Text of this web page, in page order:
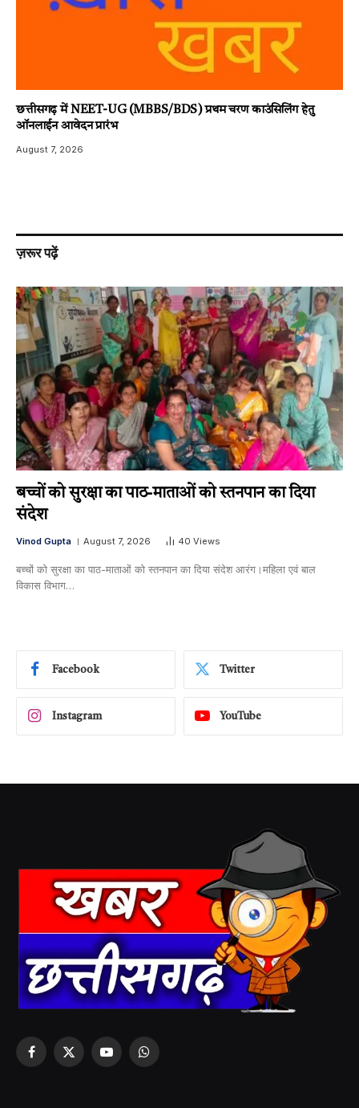
छत्तीसगढ़ में NEET-UG (MBBS/BDS) प्रथम चरण काउंसिलिंग हेतु
ऑनलाईन आवेदन प्रारंभ
August 7, 2026
ज़रूर पढ़ें
बच्चों को सुरक्षा का पाठ-माताओं को स्तनपान का दिया
संदेश
Vinod Gupta August 7, 2026 40 Views
बच्चों को सुरक्षा का पाठ-माताओं को स्तनपान का दिया संदेश आरंग।महिला एवं बाल
विकास विभाग…
Facebook Twitter
Instagram YouTube
Facebook
X
YouTubeWhatsApp